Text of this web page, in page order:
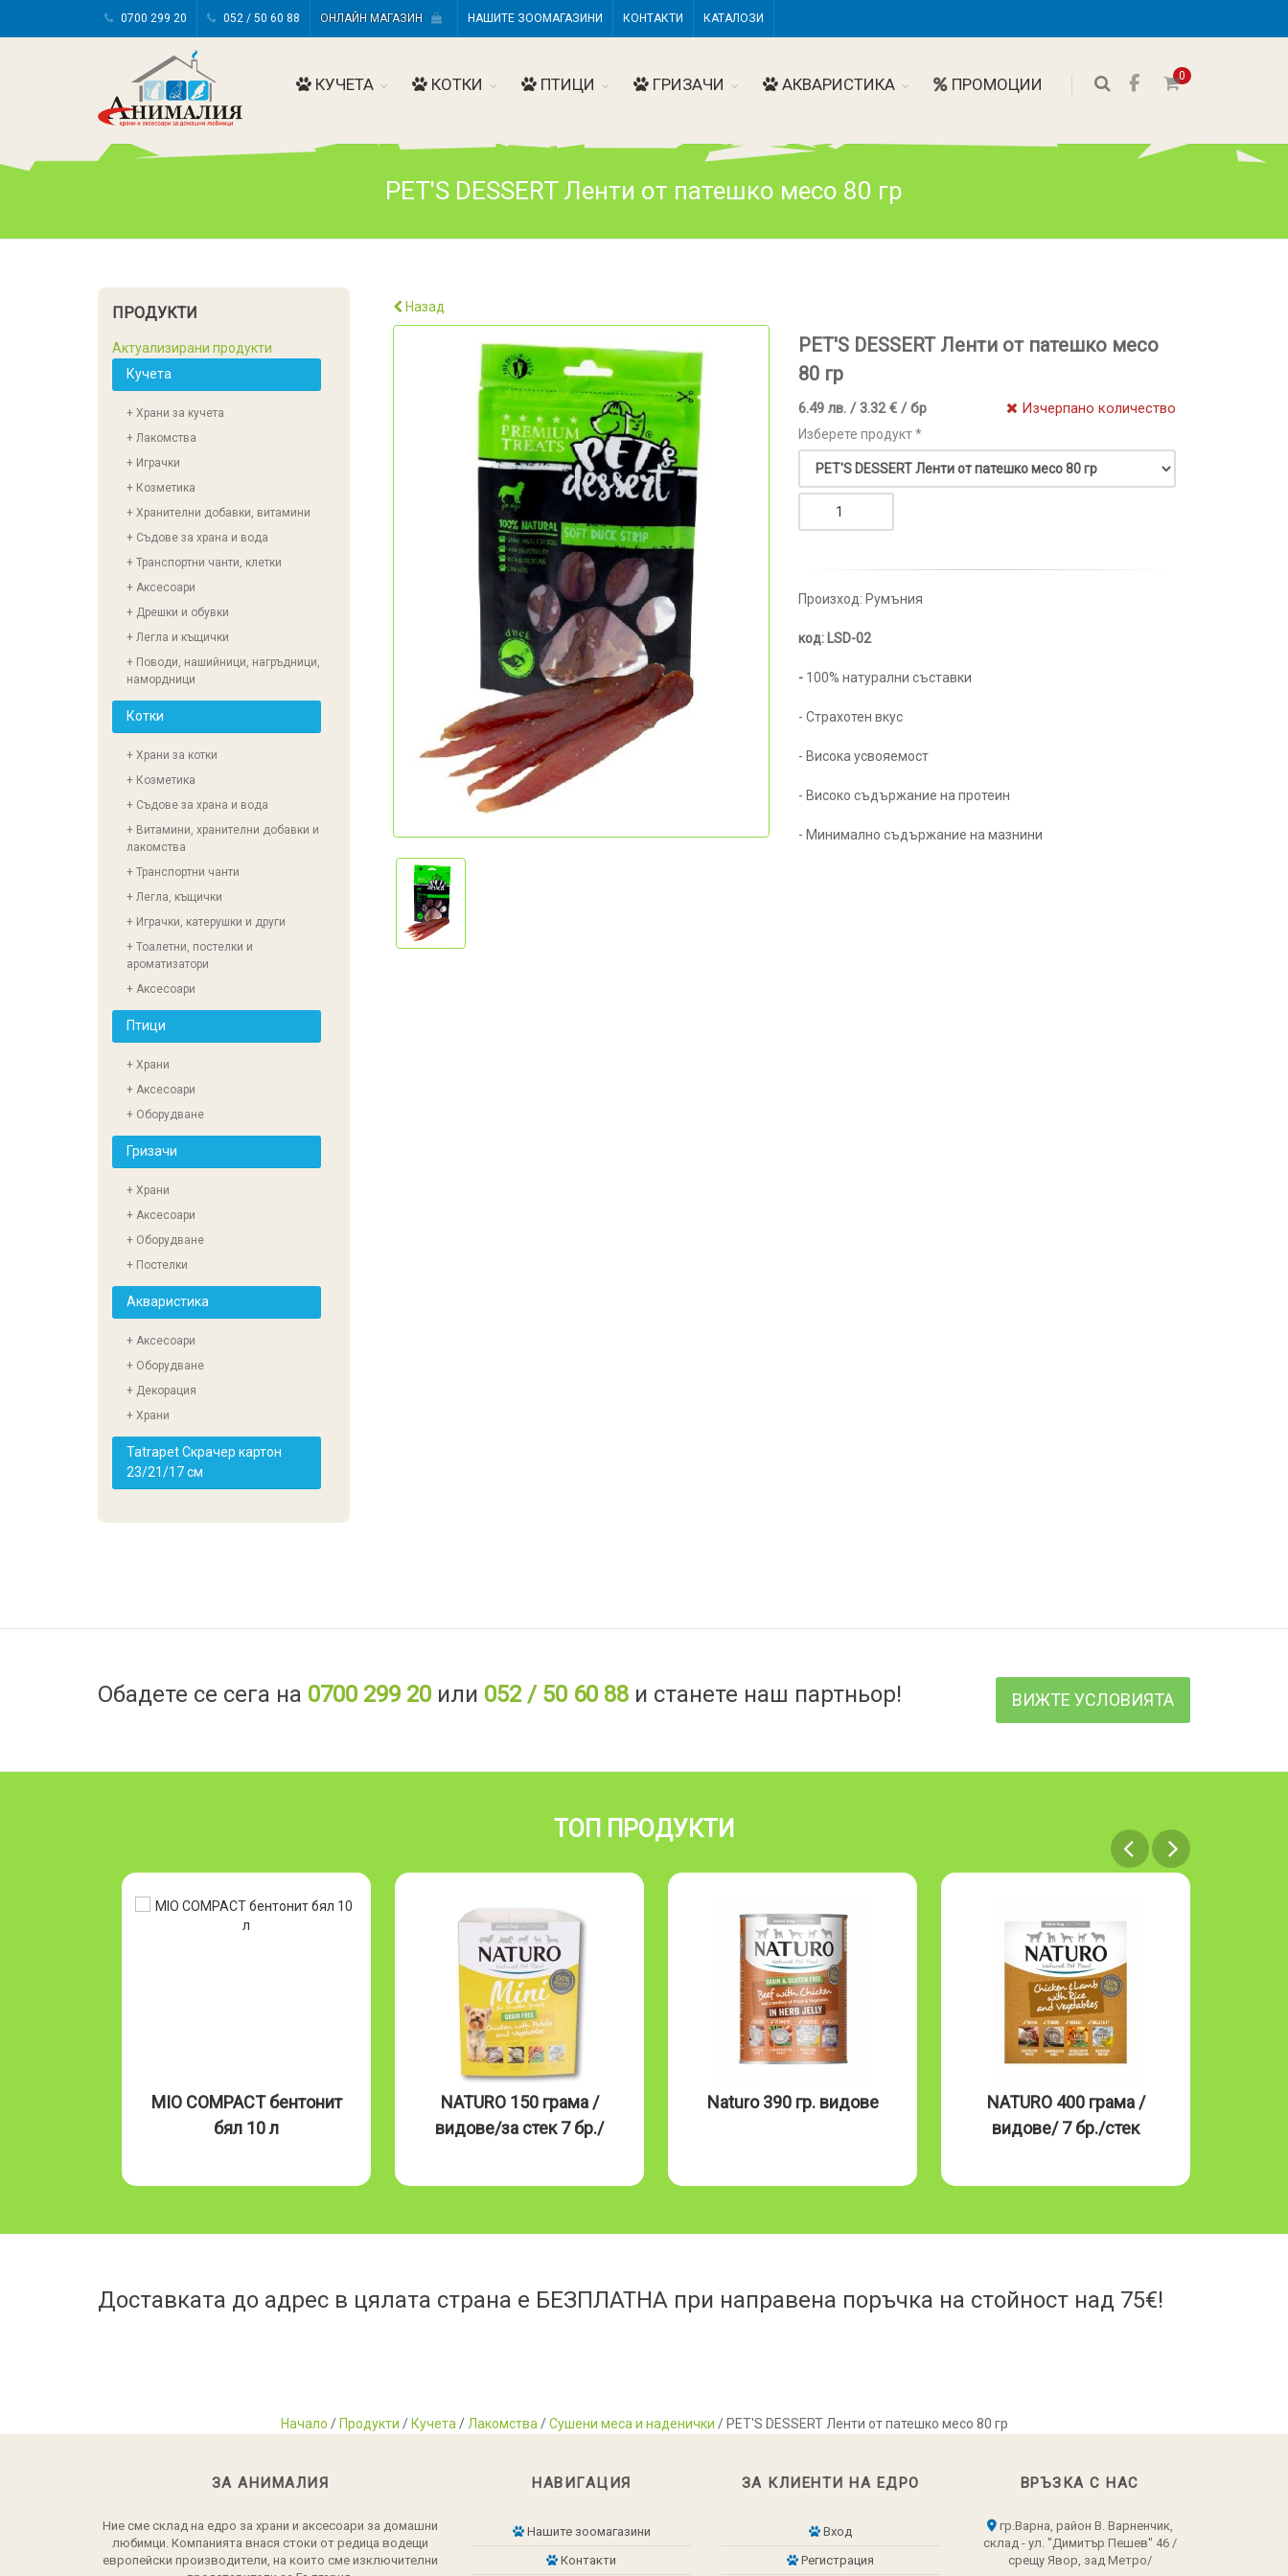
0700 299 20 052 / 50 60 88 ОНЛАЙН МАГАЗИН НАШИТЕ ЗООМАГАЗИНИ КОНТАКТИ КАТАЛОЗИ
0
КУЧЕТА КОТКИ ПТИЦИ ГРИЗАЧИ АКВАРИСТИКА ПРОМОЦИИ
PET'S DESSERT Ленти от патешко месо 80 гр
Назад
PET'S DESSERT Ленти от патешко месо
80 гр
6.49 лв. / 3.32 € / бр Изчерпано количество
Изберете продукт *
Произход: Румъния
код: LSD-02
- 100% натурални съставки
- Страхотен вкус
- Висока усвояемост
- Високо съдържание на протеин
- Минимално съдържание на мазнини
ПРОДУКТИ
Актуализирани продукти
Кучета
+ Храни за кучета
+ Лакомства
+ Играчки
+ Козметика
+ Хранителни добавки, витамини
+ Съдове за храна и вода
+ Транспортни чанти, клетки
+ Аксесоари
+ Дрешки и обувки
+ Легла и къщички
+ Поводи, нашийници, нагръдници,
намордници
Котки
+ Храни за котки
+ Козметика
+ Съдове за храна и вода
+ Витамини, хранителни добавки и
лакомства
+ Транспортни чанти
+ Легла, къщички
+ Играчки, катерушки и други
+ Тоалетни, постелки и
ароматизатори
+ Аксесоари
Птици
+ Храни
+ Аксесоари
+ Оборудване
Гризачи
+ Храни
+ Аксесоари
+ Оборудване
+ Постелки
Акваристика
+ Аксесоари
+ Оборудване
+ Декорация
+ Храни
Tatrapet Скрачер картон
23/21/17 см
Обадете се сега на 0700 299 20или 052 / 50 60 88и станете наш партньор! ВИЖТЕ УСЛОВИЯТА
ТОП ПРОДУКТИ
MIO COMPACT бентонит
бял 10 л
NATURO 150 грама /
видове/за стек 7 бр./
Naturo 390 гр. видове
NATURO 400 грама /
видове/ 7 бр./стек
Доставката до адрес в цялата страна е БЕЗПЛАТНА при направена поръчка на стойност над 75€!
Начало / Продукти / Кучета / Лакомства /Сушени меса и наденички / PET'S DESSERT Ленти от патешко месо 80 гр
ЗА АНИМАЛИЯ
Ние сме склад на едро за храни и аксесоари за домашни
любимци. Компанията внася стоки от редица водещи
европейски производители, на които сме изключителни
НАВИГАЦИЯ
Нашите зоомагазини
Контакти
ЗА КЛИЕНТИ НА ЕДРО
Вход
Регистрация
ВРЪЗКА С НАС
гр.Варна, район В. Варненчик,
склад - ул. "Димитър Пешев" 46 /
срещу Явор, зад Метро/